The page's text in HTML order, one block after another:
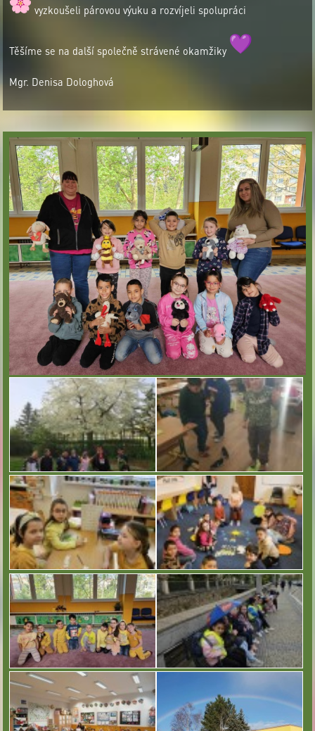
vyzkoušeli párovou výuku a rozvíjeli spolupráci
Těšíme se na další společně strávené okamžiky
Mgr. Denisa Dologhová